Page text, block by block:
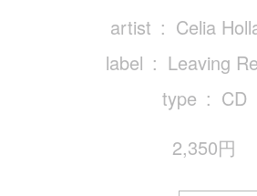
artist
Celia
label
Leaving
type
CD
2,350円